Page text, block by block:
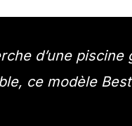
d’une
ce modèle